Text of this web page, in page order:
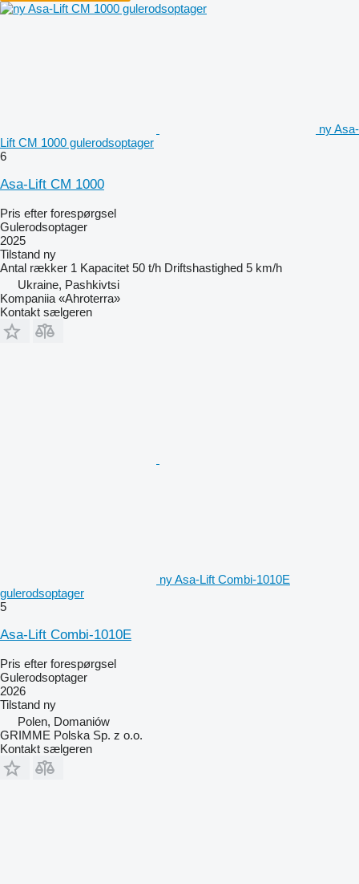
ny Asa-
Lift CM 1000 gulerodsoptager
6
Asa-Lift CM 1000
Pris efter forespørgsel
Gulerodsoptager
2025
Tilstand ny
Antal rækker 1 Kapacitet 50 t/h Driftshastighed 5 km/h
Ukraine, Pashkivtsi
Kompaniia «Ahroterra»
Kontakt sælgeren
ny Asa-Lift Combi-1010E
gulerodsoptager
5
Asa-Lift Combi-1010E
Pris efter forespørgsel
Gulerodsoptager
2026
Tilstand ny
Polen, Domaniów
GRIMME Polska Sp. z o.o.
Kontakt sælgeren